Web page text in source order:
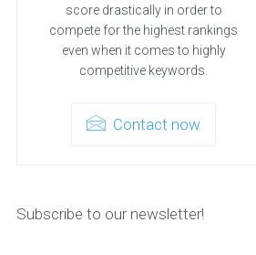
score drastically in order to
compete for the highest rankings
even when it comes to highly
competitive keywords.
Contact now
Subscribe to our newsletter!